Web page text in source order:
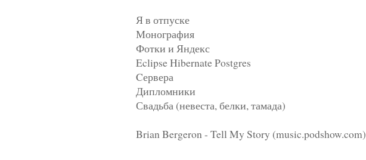
Я в отпуске
Монография
Фотки и Яндекс
Eclipse Hibernate Postgres
Cервера
Дипломники
Свадьба (невеста, белки, тамада)
Brian Bergeron - Tell My Story (music.podshow.com)